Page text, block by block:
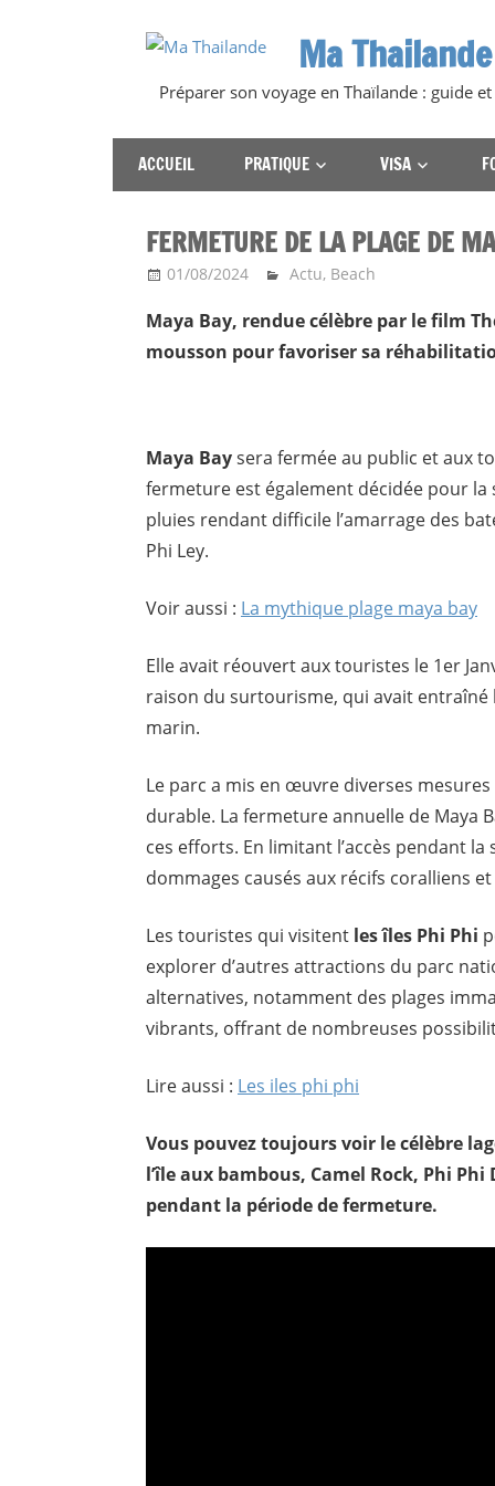
Ma Thailande
Préparer son voyage en Thaïlande : guide
ACCUEIL PRATIQUE VISA
FERMETURE DE LA PLAGE DE
01/08/2024 Ma Thailande
Actu, Beach
Maya Bay, rendue célèbre par le film
mousson pour favoriser sa
Maya Baysera fermée au public et aux
fermeture est également décidée pour
pluies rendant difficile l’amarrage des
Phi Ley.
Voir aussi : La mythique plage maya bay
Elle avait réouvert aux touristes le 1er
raison du surtourisme, qui avait entraîné
marin.
Le parc a mis en œuvre diverses
durable. La fermeture annuelle de Maya
ces efforts. En limitant l’accès pendant
dommages causés aux récifs coralliens
Les touristes qui visitent les îles Phi Phi
explorer d’autres attractions du parc
alternatives, notamment des plages
vibrants, offrant de nombreuses
Lire aussi : Les iles phi phi
Vous pouvez toujours voir le célèbre
l’île aux bambous, Camel Rock, Phi
pendant la période de fermeture.